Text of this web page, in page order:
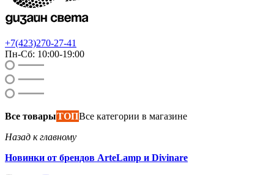
+7(423)270-27-41
Пн-Сб: 10:00-19:00
Все товарыТОПВсе категории в магазине
Назад к главному
Новинки от брендов ArteLamp и Divinare